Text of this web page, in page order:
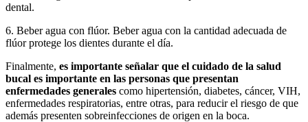
dental.
6. Beber agua con flúor. Beber agua con la cantidad adecuada de
flúor protege los dientes durante el día.
Finalmente, es importante señalar que el cuidado de la salud
bucal es importante en las personas que presentan
enfermedades generales como hipertensión, diabetes, cáncer, VIH,
enfermedades respiratorias, entre otras, para reducir el riesgo de que
además presenten sobreinfecciones de origen en la boca.